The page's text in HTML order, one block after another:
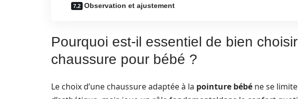
Observation et ajustement
Pourquoi est-il essentiel de bien
chaussure pour bébé ?
Le choix d’une chaussure adaptée à la pointure bébé ne se